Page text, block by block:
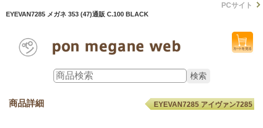
EYEVAN7285 メガネ 353 (47)通販 C.100 BLACK
PCサイト
商品詳細 EYEVAN7285 アイヴァン7285